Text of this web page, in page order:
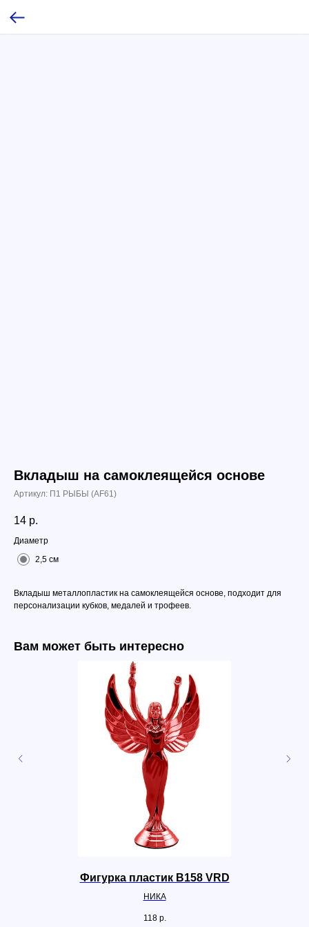
Вкладыш на самоклеящейся основе
Артикул: П1 РЫБЫ (АF61)
14 р.
Диаметр
2,5 см
Вкладыш металлопластик на самоклеящейся основе, подходит для
персонализации кубков, медалей и трофеев.
Вам может быть интересно
Фигурка пластик B158 VRD
НИКА
118 р.